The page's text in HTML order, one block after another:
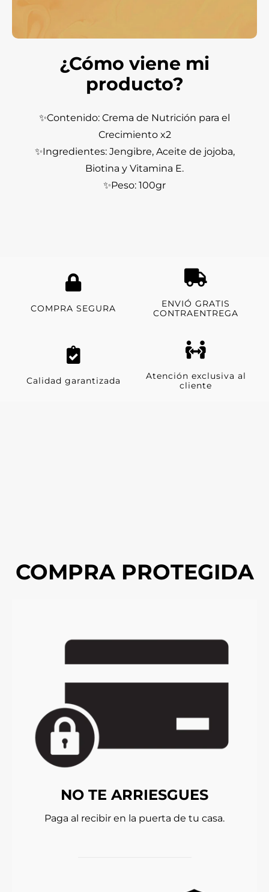
¿Cómo viene mi
producto?
✨Contenido: Crema de Nutrición para el
Crecimiento x2
✨Ingredientes: Jengibre, Aceite de jojoba,
Biotina y Vitamina E.
✨Peso: 100gr
COMPRA SEGURA
ENVIÓ GRATIS
CONTRAENTREGA
Calidad garantizada
Atención exclusiva al
cliente
COMPRA PROTEGIDA
NO TE ARRIESGUES
Paga al recibir en la puerta de tu casa.